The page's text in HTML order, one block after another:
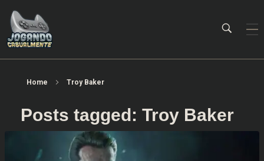
Home Troy Baker
Posts tagged: Troy Baker